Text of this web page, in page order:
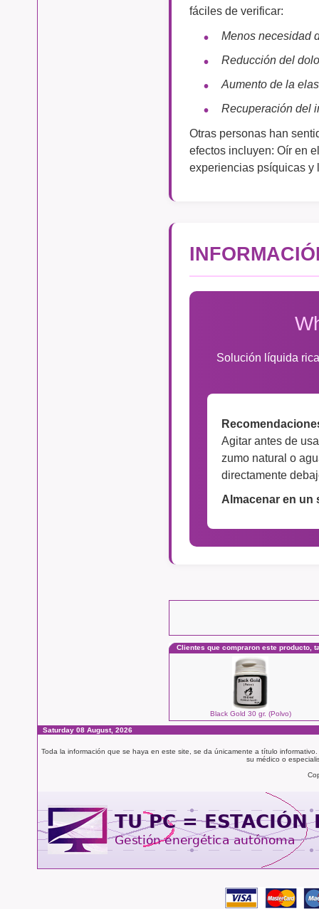
fáciles de verificar:
Menos necesidad
Reducción del
Aumento de la
Recuperación del
Otras personas han
efectos incluyen: Oír en
experiencias psíquicas y
Solución líquida
Agitar antes de
zumo natural o
directamente
Almacenar en un
Clientes que compraron este producto,
Black Gold 30 gr. (Polvo)
Saturday 08 August, 2026
Toda la información que se haya en este site, se da únicamente a título
su médico o